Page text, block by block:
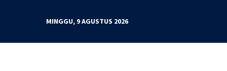
MINGGU, 9 AGUSTUS 2026